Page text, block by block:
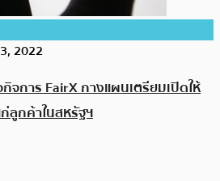
2022
จการ FairX กางแผนเตรียมเปิดให้
ลูกค้าในสหรัฐฯ